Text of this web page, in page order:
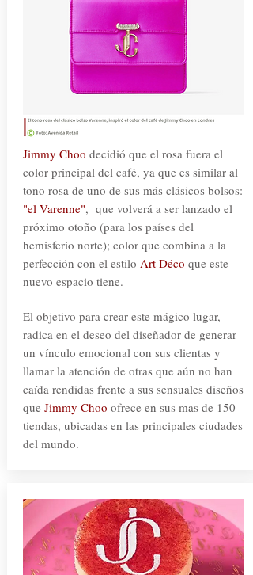
Jimmy Choo decidió que el rosa fuera el
color principal del café, ya que es similar al
tono rosa de uno de sus más clásicos bolsos:
"el Varenne", que volverá a ser lanzado el
próximo otoño (para los países del
hemisferio norte); color que combina a la
perfección con el estilo Art Déco que este
nuevo espacio tiene.
El objetivo para crear este mágico lugar,
radica en el deseo del diseñador de generar
un vínculo emocional con sus clientas y
llamar la atención de otras que aún no han
caída rendidas frente a sus sensuales diseños
que Jimmy Choo ofrece en sus mas de 150
tiendas, ubicadas en las principales ciudades
del mundo.